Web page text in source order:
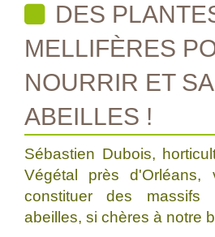
DES
MELLIFÈRES
NOURRIR ET
ABEILLES !
Sébastien Dubois,
Végétal près
constituer des massifs
abeilles, si chères à notre